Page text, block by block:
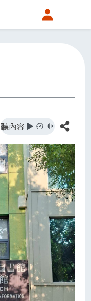
會員中心
聽內容 分享